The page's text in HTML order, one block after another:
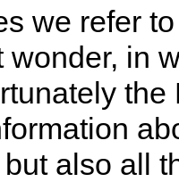
we refer
wonder, in
also all